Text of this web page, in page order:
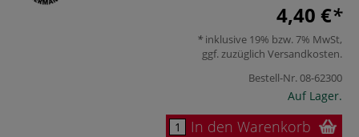
4,40 €
inklusive 19% bzw. 7% MwSt,
ggf. zuzüglich Versandkosten.
Bestell-Nr.08-62300
Auf Lager.
In den Warenkorb